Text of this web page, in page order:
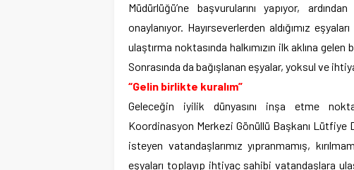
Müdürlüğü’ne başvurularını yapıyor,
onaylanıyor. Hayırseverlerden aldığımız
ulaştırma noktasında halkımızın ilk aklına
Sonrasında da bağışlanan eşyalar, yoksul ve
“Gelin birlikte kuralım”
Geleceğin iyilik dünyasını inşa etme
Koordinasyon Merkezi Gönüllü Başkanı
isteyen vatandaşlarımız yıpranmamış,
eşyaları toplayıp ihtiyaç sahibi vatandaşlara